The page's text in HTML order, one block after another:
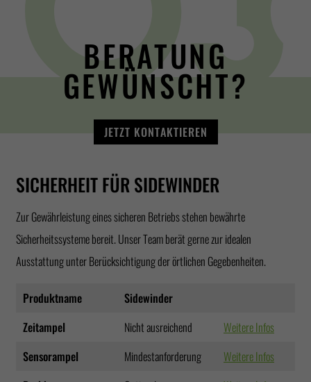
BERATUNG
GEWÜNSCHT?
JETZT KONTAKTIEREN
SICHERHEIT FÜR SIDEWINDER
Zur Gewährleistung eines sicheren Betriebs stehen bewährte
Sicherheitssysteme bereit. Unser Team berät gerne zur idealen
Ausstattung unter Berücksichtigung der örtlichen Gegebenheiten.
Produktname
Sidewinder
Zeitampel
Nicht ausreichend
Weitere Infos
Sensorampel
Mindestanforderung
Weitere Infos